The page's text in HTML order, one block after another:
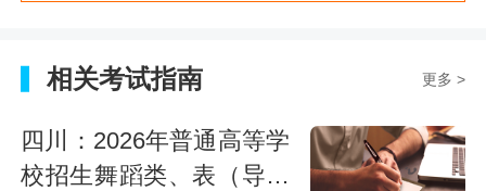
相关考试指南 更多 >
四川：2026年普通高等学
校招生舞蹈类、表（导）